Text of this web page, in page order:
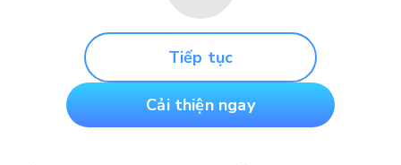
Tiếp tục
Cải thiện ngay